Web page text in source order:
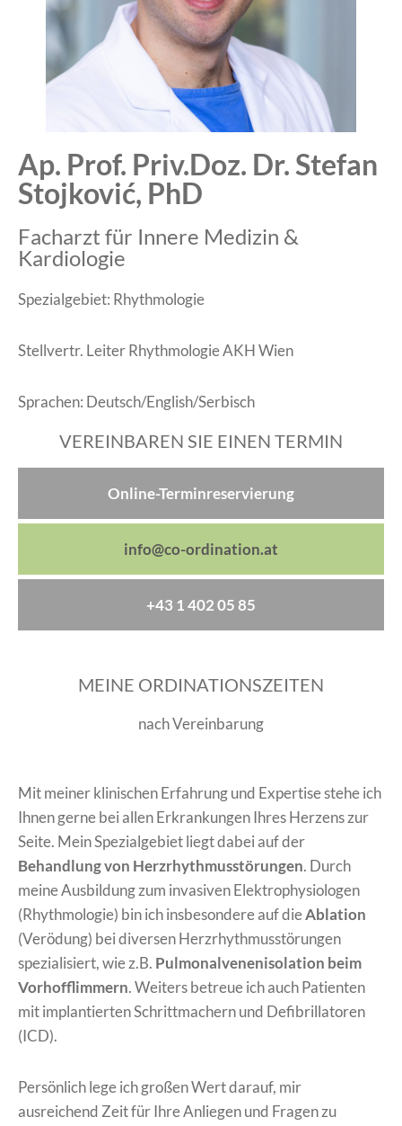
Ap. Prof. Priv.Doz. Dr. Stefan
Stojković, PhD
Facharzt für Innere Medizin &
Kardiologie
Spezialgebiet: Rhythmologie
Stellvertr. Leiter Rhythmologie AKH Wien
Sprachen: Deutsch/English/Serbisch
VEREINBAREN SIE EINEN TERMIN
Online-Terminreservierung
info@co-ordination.at
+43 1 402 05 85
MEINE ORDINATIONSZEITEN
nach Vereinbarung
Mit meiner klinischen Erfahrung und Expertise stehe ich
Ihnen gerne bei allen Erkrankungen Ihres Herzens zur
Seite. Mein Spezialgebiet liegt dabei auf der
Behandlung von Herzrhythmusstörungen. Durch
meine Ausbildung zum invasiven Elektrophysiologen
(Rhythmologie) bin ich insbesondere auf dieAblation
(Verödung) bei diversen Herzrhythmusstörungen
spezialisiert, wie z.B. Pulmonalvenenisolation beim
Vorhofflimmern. Weiters betreue ich auch Patienten
mit implantierten Schrittmachern und Defibrillatoren
(ICD).
Persönlich lege ich großen Wert darauf, mir
ausreichend Zeit für Ihre Anliegen und Fragen zu